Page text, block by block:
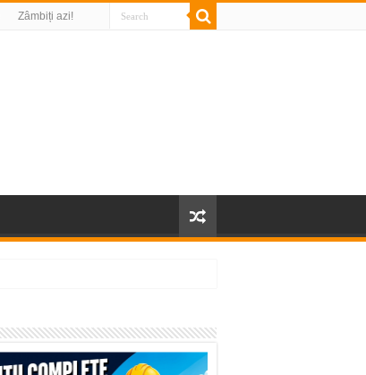
Zâmbiți azi!